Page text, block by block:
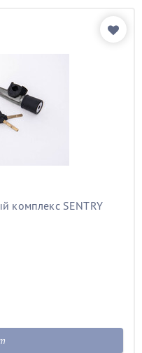
комплекс SENTRY